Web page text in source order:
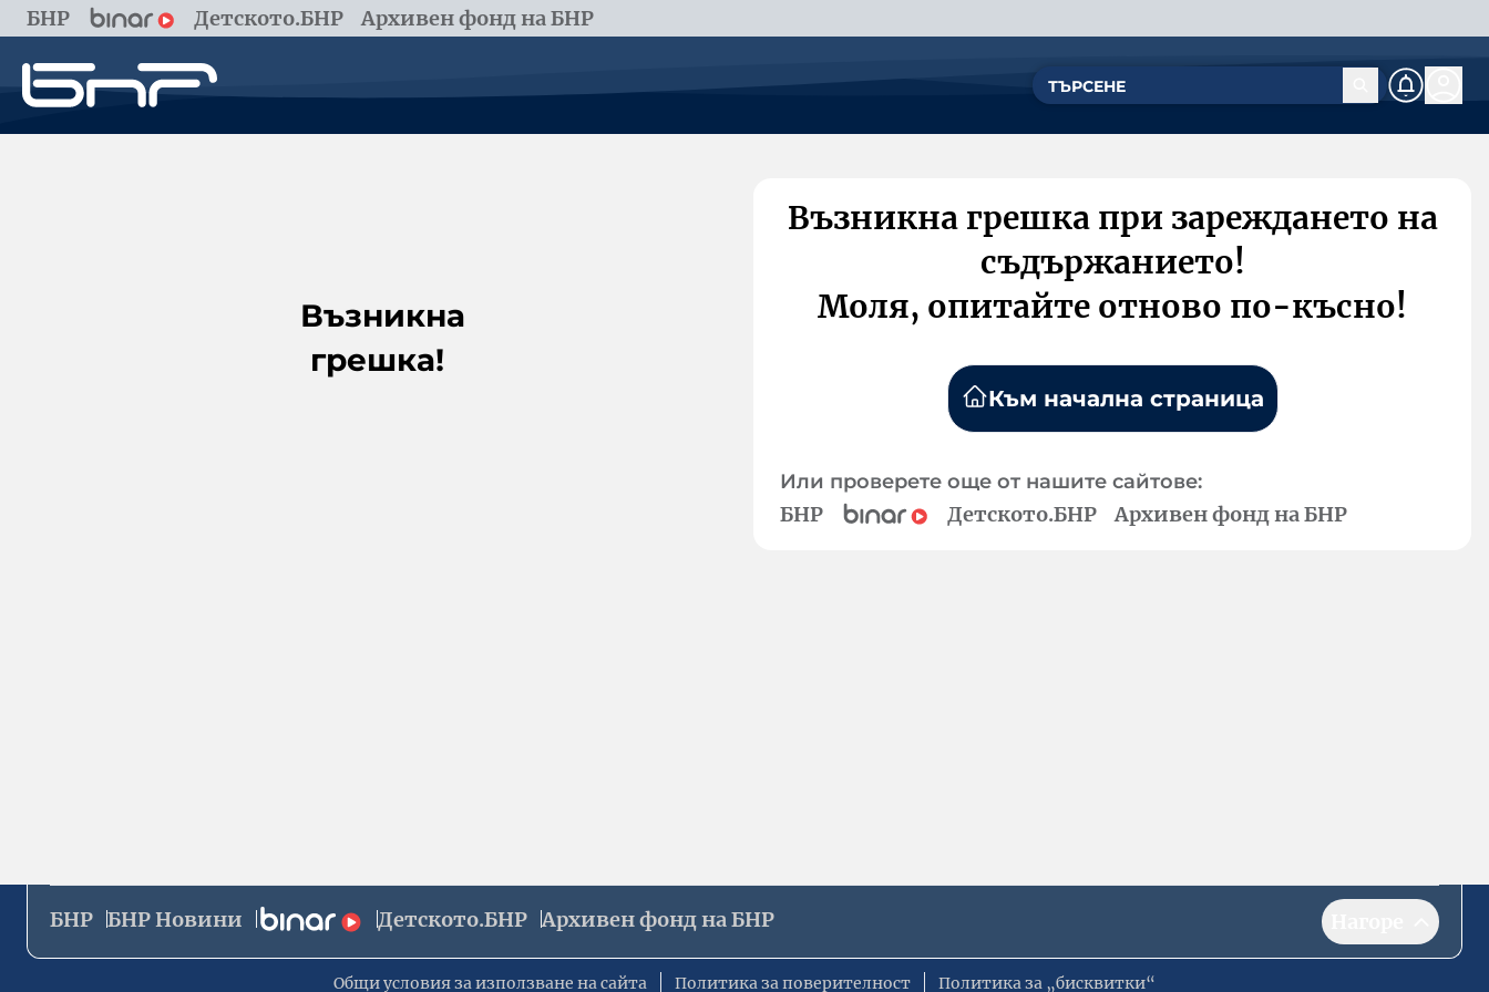
БНР Детското.БНР Архивен фонд на БНР
Възникна
грешка!
Възникна грешка при зареждането на
съдържанието!
Моля, опитайте отново по-късно!
Към начална страница
Или проверете още от нашите сайтове:
БНР Детското.БНР Архивен фонд на БНР
БНР БНР Новини Детското.БНР Архивен фонд на БНР
Общи условия за използване на сайта Политика за поверителност Политика за „бисквитки“